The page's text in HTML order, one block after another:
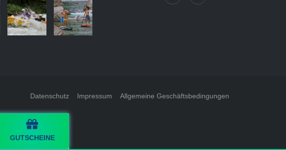
Datenschutz Impressum Allgemeine Geschäftsbedingungen
GUTSCHEINE